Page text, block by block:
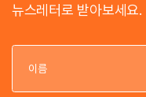
뉴스레터로 받아보세요.